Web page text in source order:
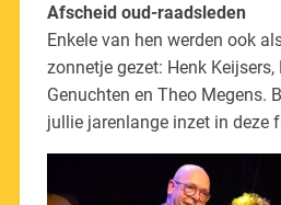
Afscheid oud-raadsleden
Enkele van hen werden ook
zonnetje gezet: Henk Keijsers,
Genuchten en Theo Megens.
jullie jarenlange inzet in deze